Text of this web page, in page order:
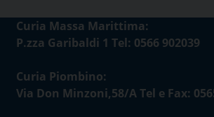
Curia Massa Marittima:
P.zza Garibaldi 1 Tel: 0566 902039
Curia Piombino:
Via Don Minzoni,58/A Tel e Fax: